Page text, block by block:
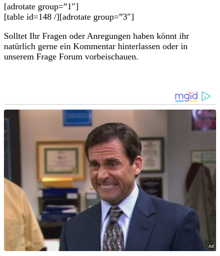
[adrotate group=”1″]
[table id=148 /][adrotate group=”3″]
Solltet Ihr Fragen oder Anregungen haben könnt ihr
natürlich gerne ein Kommentar hinterlassen oder in
unserem Frage Forum vorbeischauen.